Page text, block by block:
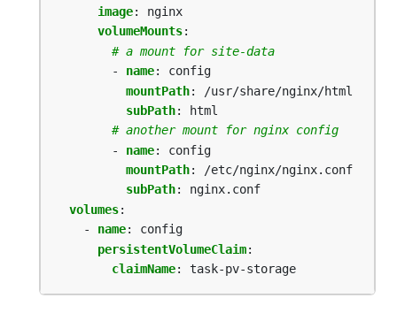
image:
nginx
volumeMounts:
# a mount for site-data
- name:
config
mountPath:
/usr/share/nginx/html
subPath:
html
# another mount for nginx config
- name:
config
mountPath:
/etc/nginx/nginx.conf
subPath:
nginx.conf
volumes:
- name:
config
persistentVolumeClaim:
claimName: task-pv-storage